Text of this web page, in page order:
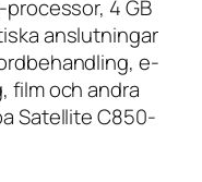
processor, 4 GB
anslutningar
e-
film och andra
Satellite C850-